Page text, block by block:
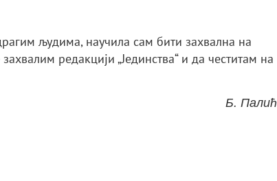
људима, научила сам бити захвална на
редакцији „Јединства“ и да честитам на
Б. Палић